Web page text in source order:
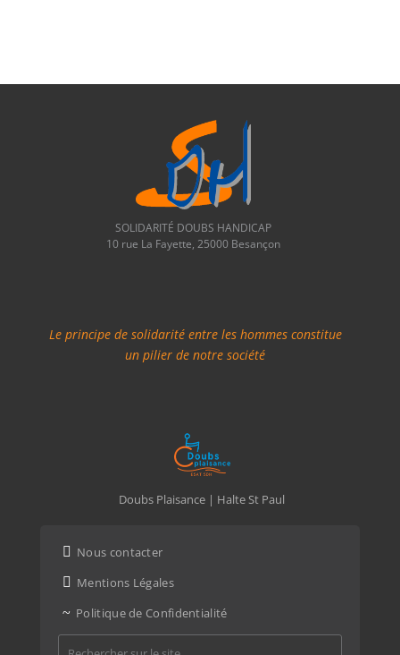
SOLIDARITÉ DOUBS HANDICAP
10 rue La Fayette, 25000 Besançon
Le principe de solidarité entre les hommes constitue
un pilier de notre société
Doubs Plaisance | Halte St Paul
 Nous contacter
 Mentions Légales
~ Politique de Confidentialité